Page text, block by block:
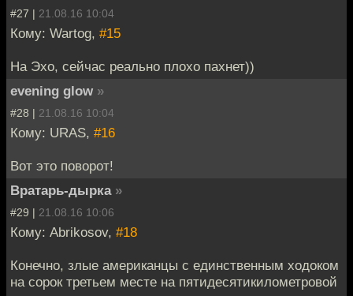
#27 | 21.08.16 10:04
Кому: Wartog, #15
На Эхо, сейчас реально плохо пахнет))
evening glow »
#28 | 21.08.16 10:04
Кому: URAS, #16
Вот это поворот!
Вратарь-дырка »
#29 | 21.08.16 10:06
Кому: Abrikosov, #18
Конечно, злые американцы с единственным ходоком
на сорок третьем месте на пятидесятикилометровой